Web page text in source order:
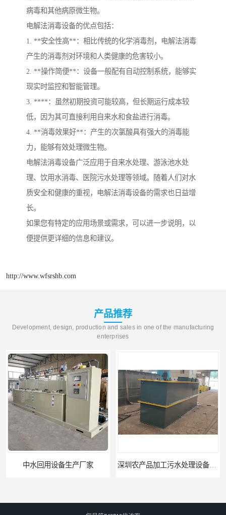
病毒和其他病原微生物。
电解法消毒设备的优点包括：
1. **安全性高**：相比传统的化学消毒剂，电解法消毒
产生的消毒剂对环境和人类健康的危害较小。
2. **操作简便**：设备一般配有自动控制系统，能够实
现实时监控和智能管理。
3. ****：虽然初期投资可能较高，但长期运行成本较
低，因为其可直接利用自来水和食盐进行消毒。
4. **消毒效果好**：产生的次氯酸具有强大的消毒能
力，能够有效处理微生物。
电解法消毒设备广泛应用于自来水处理、游泳池水处
理、饮用水消毒、医院污水处理等领域。随着人们对水
质安全和健康的重视，电解法消毒设备的需求也日益增
长。
如果您有特定的应用场景或需求，可以进一步说明，以
便提供更详细的信息和建议。
http://www.wfsrshb.com
产品推荐
Development, design, production and sales in one of the manufacturing
enterprises
中水回用设备生产厂家